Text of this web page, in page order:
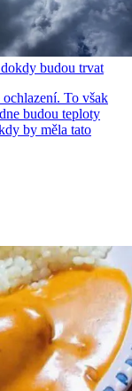
budou trvat
ochlazení. To však
budou teploty
by měla tato